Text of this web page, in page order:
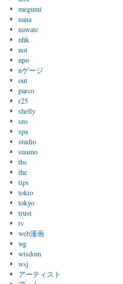
megumi
nana
nawate
nhk
not
npo
nゲージ
out
parco
r25
shelly
sns
spa
studio
suumo
tbs
the
tips
tokio
tokyo
trust
tv
web漫画
wg
wisdom
wsj
アーティスト